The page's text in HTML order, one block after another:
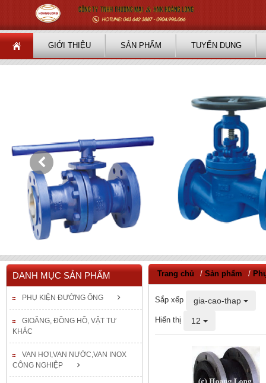
GIỚI THIỆU SẢN PHẨM TUYỂN DỤNG
DANH MỤC SẢN PHẨM
PHỤ KIỆN ĐƯỜNG ỐNG
GIOĂNG, ĐỒNG HỒ, VẬT TƯ
KHÁC
VAN HƠI,VAN NƯỚC,VAN INOX
CÔNG NGHIỆP
Trang chủ / Sản phẩm /
Sắp xếp gia-cao-thap
Hiển thị 12